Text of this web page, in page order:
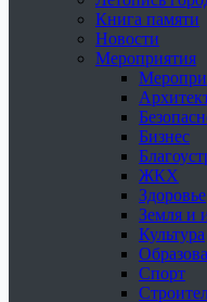
Книга памяти
Новости
Мероприятия
Бизнес
ЖКХ
Здоровье
Земля и
Культура
Спорт